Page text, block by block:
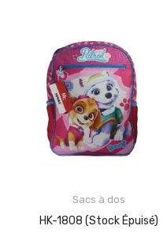
Sacs à dos
HK-1808 (stock Épuisé)
LIRE LA SUITE